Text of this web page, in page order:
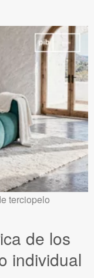
terciopelo
de los
individual